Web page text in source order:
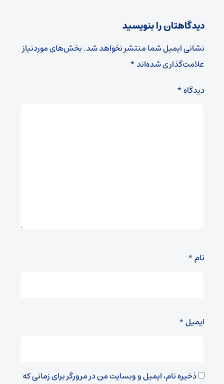
دیدگاهتان را بنویسید
نشانی ایمیل شما منتشر نخواهد شد.بخش‌های موردنیاز
علامت‌گذاری شده‌اند*
دیدگاه*
نام*
ایمیل*
ذخیره نام، ایمیل و وبسایت من در مرورگر برای زمانی که